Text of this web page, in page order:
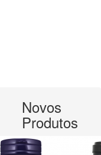
Novos
Produtos